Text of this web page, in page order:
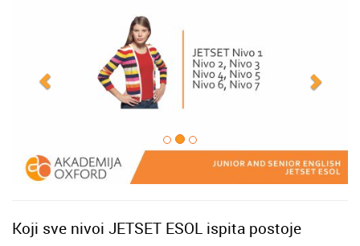
Koji sve nivoi JETSET ESOL ispita postoje